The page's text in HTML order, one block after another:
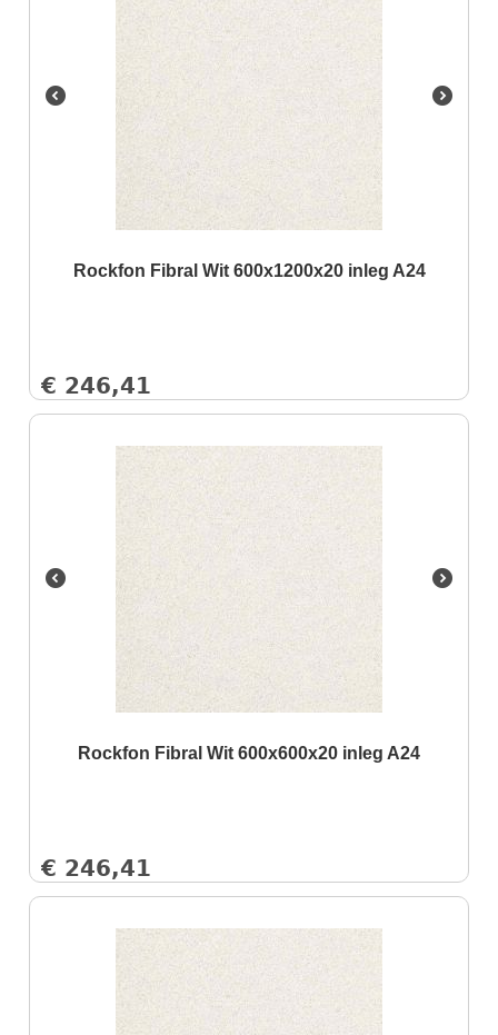
Rockfon Fibral Wit 600x1200x20 inleg A24
€ 246,41
Rockfon Fibral Wit 600x600x20 inleg A24
€ 246,41